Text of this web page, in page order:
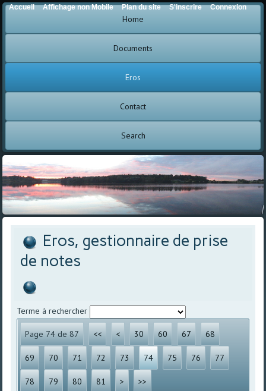
Home
Documents
Eros
Contact
Search
Eros, gestionnaire de prise
de notes
Terme à rechercher
Page 74 de 87 << < 30 60 67 68
69 70 71 72 73 74 75 76 77
78 79 80 81 > >>
Accueil Affichage non Mobile Plan du site S'inscrire Connexion